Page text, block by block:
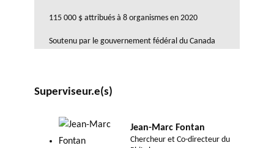
115 000 $ attribués à 8 organismes en 2020
Soutenu par le gouvernement fédéral du Canada
Superviseur.e(s)
Jean-Marc Fontan
Chercheur et Co-directeur du